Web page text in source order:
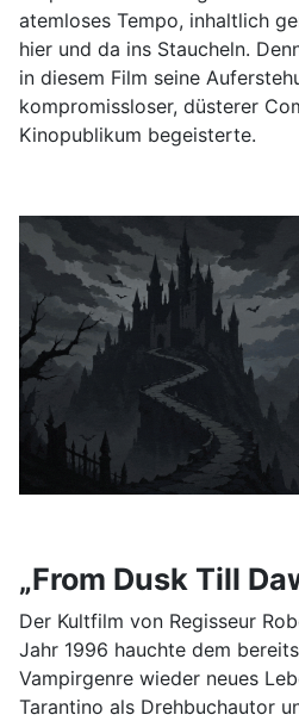
atemloses Tempo, inhaltlich
hier und da ins Staucheln.
in diesem Film seine
kompromissloser, düsterer
Kinopublikum begeisterte.
„From Dusk Till
Der Kultfilm von Regisseur
Jahr 1996 hauchte dem
Vampirgenre wieder neues
Tarantino als Drehbuchautor